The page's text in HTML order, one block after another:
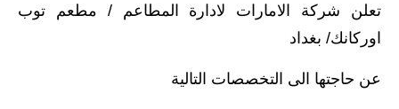
تعلن شركة الامارات لادارة المطاعم / مطعم توب
اوركانك/ بغداد
عن حاجتها الى التخصصات التالية